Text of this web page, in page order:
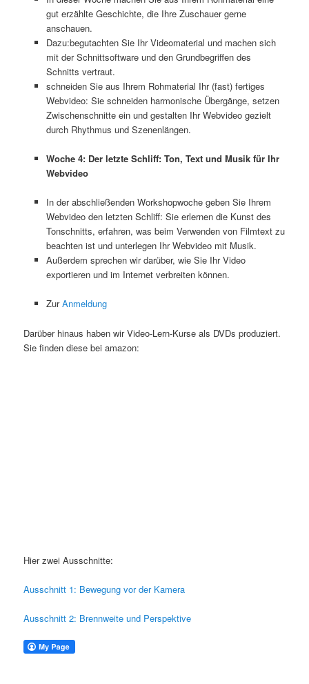
gut erzählte Geschichte, die Ihre Zuschauer gerne
anschauen.
Dazu:begutachten Sie Ihr Videomaterial und machen sich
mit der Schnittsoftware und den Grundbegriffen des
Schnitts vertraut.
schneiden Sie aus Ihrem Rohmaterial Ihr (fast) fertiges
Webvideo: Sie schneiden harmonische Übergänge, setzen
Zwischenschnitte ein und gestalten Ihr Webvideo gezielt
durch Rhythmus und Szenenlängen.
Woche 4: Der letzte Schliff: Ton, Text und Musik für Ihr
Webvideo
In der abschließenden Workshopwoche geben Sie Ihrem
Webvideo den letzten Schliff: Sie erlernen die Kunst des
Tonschnitts, erfahren, was beim Verwenden von Filmtext zu
beachten ist und unterlegen Ihr Webvideo mit Musik.
Außerdem sprechen wir darüber, wie Sie Ihr Video
exportieren und im Internet verbreiten können.
ZurAnmeldung
Darüber hinaus haben wir Video-Lern-Kurse als DVDs produziert.
Sie finden diese bei amazon:
Hier zwei Ausschnitte:
Ausschnitt 1: Bewegung vor der Kamera
Ausschnitt 2: Brennweite und Perspektive